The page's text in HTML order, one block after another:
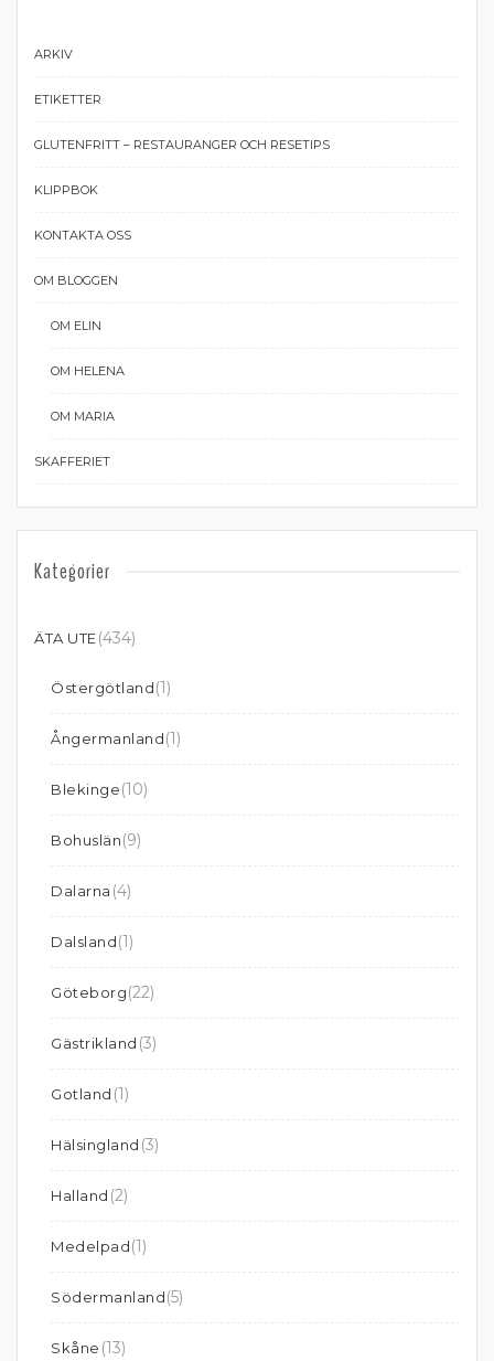
ARKIV
ETIKETTER
GLUTENFRITT – RESTAURANGER OCH RESETIPS
KLIPPBOK
KONTAKTA OSS
OM BLOGGEN
OM ELIN
OM HELENA
OM MARIA
SKAFFERIET
Kategorier
ÄTA UTE(434)
Östergötland(1)
Ångermanland(1)
Blekinge(10)
Bohuslän(9)
Dalarna (4)
Dalsland(1)
Göteborg(22)
Gästrikland (3)
Gotland (1)
Hälsingland (3)
Halland (2)
Medelpad(1)
Södermanland(5)
Skåne (13)